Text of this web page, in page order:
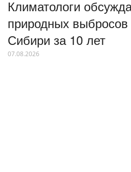
Климатологи
природных
Сибири за 10 лет
07.08.2026